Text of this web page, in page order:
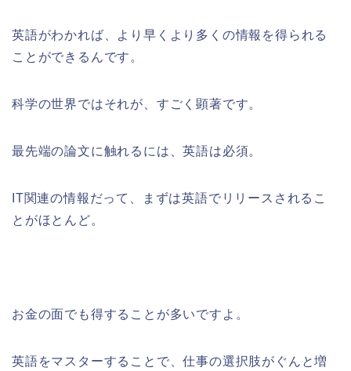
英語がわかれば、より早くより多くの情報を得られる
ことができるんです。
科学の世界ではそれが、すごく顕著です。
最先端の論文に触れるには、英語は必須。
IT関連の情報だって、まずは英語でリリースされるこ
とがほとんど。
お金の面でも得することが多いですよ。
英語をマスターすることで、仕事の選択肢がぐんと増